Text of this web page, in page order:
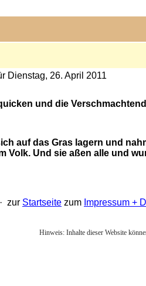
Dienstag, 26. April 2011
und die
auf das Gras lagern und
Volk. Und sie aßen alle und
· zur Startseite zum Impressum +
Hinweis: Inhalte dieser Website